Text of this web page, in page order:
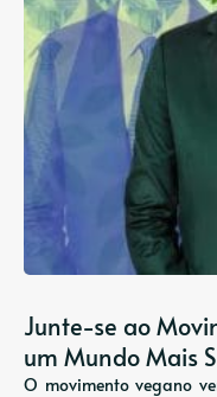
Junte-se ao
um Mundo Mais
O movimento vegano